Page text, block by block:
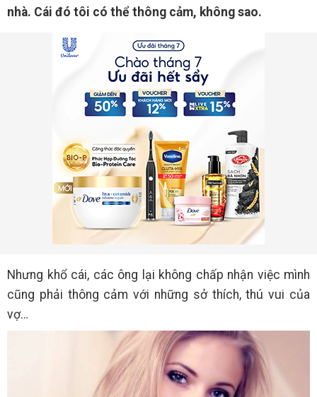
nhà. Cái đó tôi có thể thông cảm, không sao.
Nhưng khổ cái, các ông lại không chấp nhận việc mình
cũng phải thông cảm với những sở thích, thú vui của
vợ…